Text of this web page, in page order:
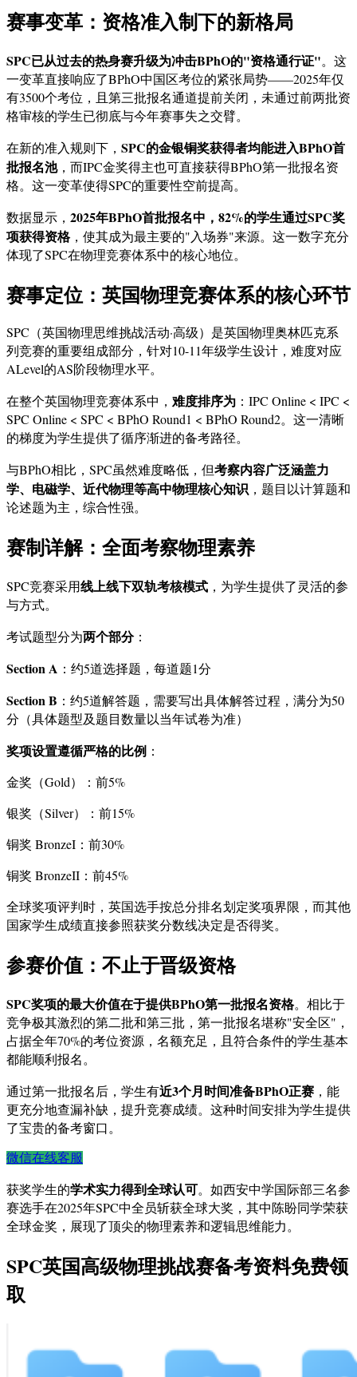
赛事变革：资格准入制下的新格局
SPC已从过去的热身赛升级为冲击BPhO的"资格通行证"。这
一变革直接响应了BPhO中国区考位的紧张局势——2025年仅
有3500个考位，且第三批报名通道提前关闭，未通过前两批资
格审核的学生已彻底与今年赛事失之交臂。
在新的准入规则下， SPC的金银铜奖获得者均能进入BPhO首
批报名池，而IPC金奖得主也可直接获得BPhO第一批报名资
格。这一变革使得SPC的重要性空前提高。
数据显示， 2025年BPhO首批报名中，82%的学生通过SPC奖
项获得资格，使其成为最主要的"入场券"来源。这一数字充分
体现了SPC在物理竞赛体系中的核心地位。
赛事定位：英国物理竞赛体系的核心环节
SPC（英国物理思维挑战活动·高级）是英国物理奥林匹克系
列竞赛的重要组成部分，针对10-11年级学生设计，难度对应
ALevel的AS阶段物理水平。
在整个英国物理竞赛体系中， 难度排序为 ：IPC Online < IPC <
SPC Online < SPC < BPhO Round1 < BPhO Round2。这一清晰
的梯度为学生提供了循序渐进的备考路径。
与BPhO相比，SPC虽然难度略低，但考察内容广泛涵盖力
学、电磁学、近代物理等高中物理核心知识 ，题目以计算题和
论述题为主，综合性强。
赛制详解：全面考察物理素养
SPC竞赛采用线上线下双轨考核模式 ，为学生提供了灵活的参
与方式。
考试题型分为两个部分：
Section A ：约5道选择题，每道题1分
Section B ：约5道解答题，需要写出具体解答过程，满分为50
分（具体题型及题目数量以当年试卷为准）
奖项设置遵循严格的比例 ：
金奖（Gold）：前5%
银奖（Silver）：前15%
铜奖 BronzeI：前30%
铜奖 BronzeII：前45%
全球奖项评判时，英国选手按总分排名划定奖项界限，而其他
国家学生成绩直接参照获奖分数线决定是否得奖。
参赛价值：不止于晋级资格
SPC奖项的最大价值在于提供BPhO第一批报名资格。相比于
竞争极其激烈的第二批和第三批，第一批报名堪称"安全区"，
占据全年70%的考位资源，名额充足，且符合条件的学生基本
都能顺利报名。
通过第一批报名后，学生有近3个月时间准备BPhO正赛 ，能
更充分地查漏补缺，提升竞赛成绩。这种时间安排为学生提供
了宝贵的备考窗口。
微信在线客服
获奖学生的学术实力得到全球认可。如西安中学国际部三名参
赛选手在2025年SPC中全员斩获全球大奖，其中陈盼同学荣获
全球金奖，展现了顶尖的物理素养和逻辑思维能力。
SPC英国高级物理挑战赛备考资料免费领
取